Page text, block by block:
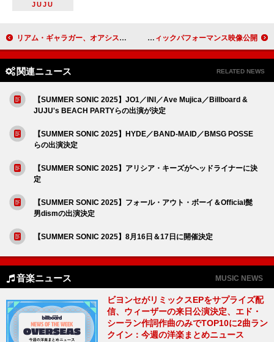
JUJU
リアム・ギャラガー、オアシスのリハーサルに参加し“サウンドはマジでヤバかった”とコメント 羊文学、USツアー中にサンタモニカビーチで撮影したアコースティックパフォーマンス映像公開
関連ニュース RELATED NEWS
【SUMMER SONIC 2025】JO1／INI／Ave Mujica／Billboard &
JUJU's BEACH PARTYらの出演が決定
【SUMMER SONIC 2025】HYDE／BAND-MAID／BMSG POSSE
らの出演決定
【SUMMER SONIC 2025】アリシア・キーズがヘッドライナーに決
定
【SUMMER SONIC 2025】フォール・アウト・ボーイ＆Official髭
男dismの出演決定
【SUMMER SONIC 2025】8月16日＆17日に開催決定
音楽ニュース MUSIC NEWS
ビヨンセがリミックスEPをサプライズ配
信、ウィーザーの来日公演決定、エド・
シーラン作詞作曲のみでTOP10に2曲ラン
クイン：今週の洋楽まとめニュース